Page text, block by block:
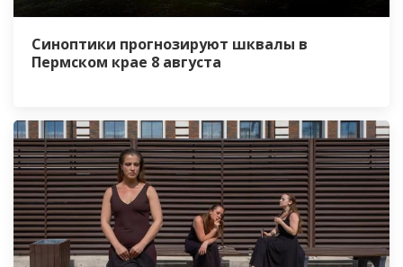
Синоптики прогнозируют шквалы в
Пермском крае 8 августа